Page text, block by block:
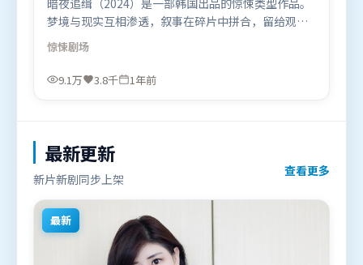
暗夜追缉（2024）是一部韩国出品的惊悚类型作品。
梦境与现实互相渗透，叙事在碎片中拼合，留给观众
回味空间。摄影与美术共同营造出强烈地域气质，增
强沉浸感。由是枝裕和执导，黄渤、木村拓哉、章子
怡，杨紫等联袂出演。影片于2024年12月13日（韩
惊悚剧场
9.1万 3.8千 1年前
最新更新
新片新剧同步上架
查看更多
最新